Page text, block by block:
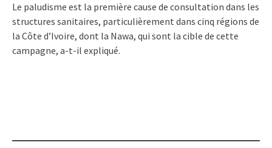
Le paludisme est la première cause de consultation dans les
structures sanitaires, particulièrement dans cinq régions de
la Côte d’Ivoire, dont la Nawa, qui sont la cible de cette
campagne, a-t-il expliqué.